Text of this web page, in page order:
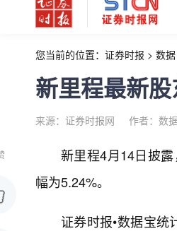
您当前的位置： 证券时报 > 数据
新里程最新
来源：证券时报网 作者：数
新里程4月14日披
幅为5.24%。
证券时报•数据宝